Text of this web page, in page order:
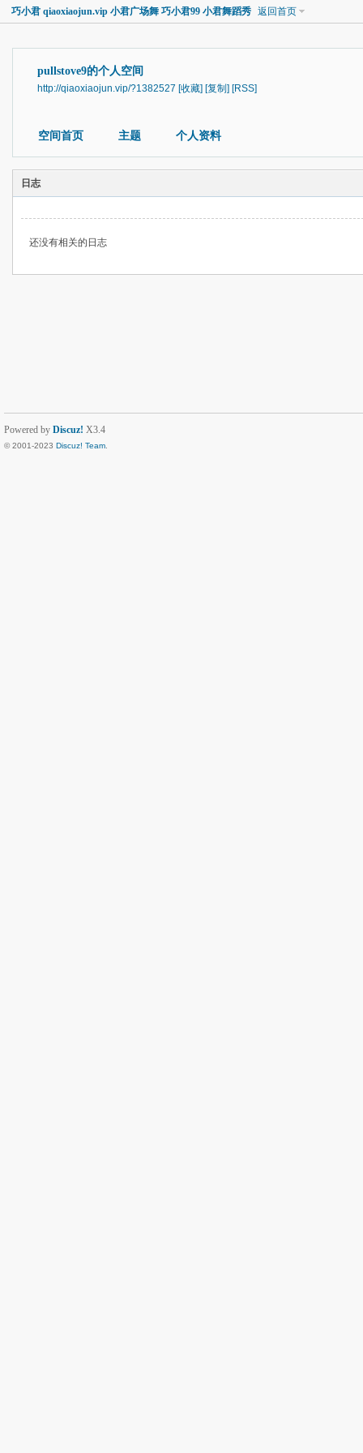
巧小君 qiaoxiaojun.vip 小君广场舞 巧小君99 小君舞蹈秀 返回首页
pullstove9的个人空间
http://qiaoxiaojun.vip/?1382527 [收藏] [复制] [RSS]
空间首页 主题 个人资料
日志
还没有相关的日志
Powered by Discuz! X3.4
© 2001-2023 Discuz! Team